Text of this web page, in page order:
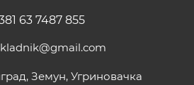
63 7487 855
Земун, Угриновачка